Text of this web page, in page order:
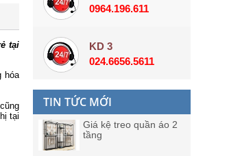
tại
hóa
tại
0964.196.611
KD 3
024.6656.5611
TIN TỨC MỚI
Giá kệ treo quần áo 2
tầng